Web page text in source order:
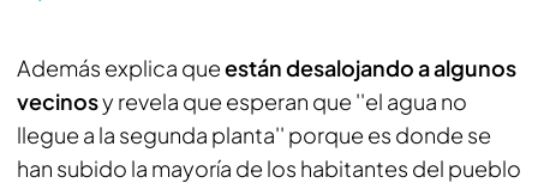
Además explica queestán desalojando a algunos
vecinosy revela que esperan que ''el agua no
llegue a la segunda planta'' porque es donde se
han subido la mayoría de los habitantes del pueblo